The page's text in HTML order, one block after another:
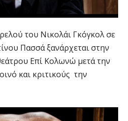
του Νικολάι Γκόγκολ σε
Πασσά ξανάρχεται στην
Επί Κολωνώ μετά την
και κριτικούς την